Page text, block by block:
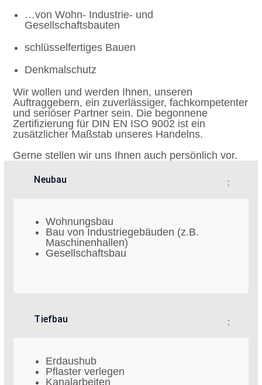
…von Wohn- Industrie- und
Gesellschaftsbauten
schlüsselfertiges Bauen
Denkmalschutz
Wir wollen und werden Ihnen, unseren
Auftraggebern, ein zuverlässiger, fachkompetenter
und seriöser Partner sein. Die begonnene
Zertifizierung für DIN EN ISO 9002 ist ein
zusätzlicher Maßstab unseres Handelns.
Gerne stellen wir uns Ihnen auch persönlich vor.
Neubau
Wohnungsbau
Bau von Industriegebäuden (z.B.
Maschinenhallen)
Gesellschaftsbau
Tiefbau
Erdaushub
Pflaster verlegen
Kanalarbeiten